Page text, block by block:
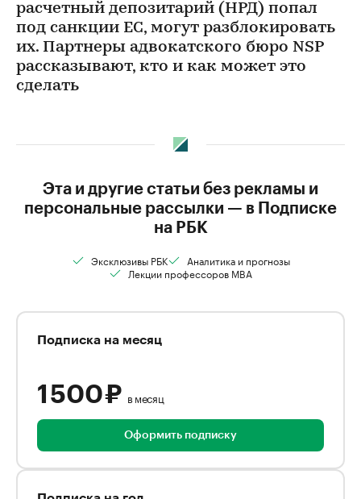
расчетный депозитарий (НРД) попал
под санкции ЕС, могут разблокировать
их. Партнеры адвокатского бюро NSP
рассказывают, кто и как может это
сделать
Эта и другие статьи без рекламы и
персональные рассылки — в Подписке
на РБК
Эксклюзивы РБК
Аналитика и прогнозы
Лекции профессоров MBA
Подписка на месяц
1 500 ₽ в месяц
Оформить подписку